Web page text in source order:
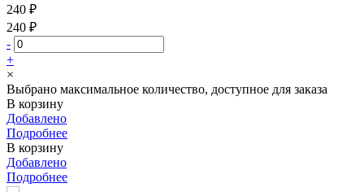
240 ₽
240 ₽
-
+
×
Выбрано максимальное количество, доступное для заказа
В корзину
Добавлено
Подробнее
В корзину
Добавлено
Подробнее